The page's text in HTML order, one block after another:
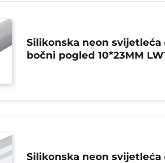
Silikonska neon svijetleća
bočni pogled 10*23MM
Silikonska neon svijetleća